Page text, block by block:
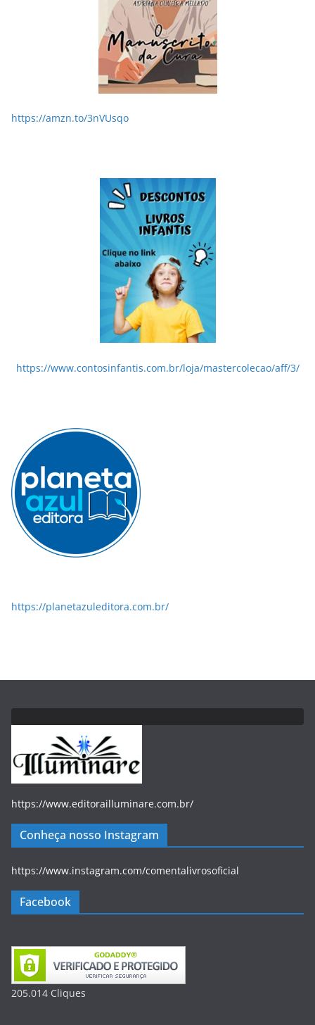
https://amzn.to/3nVUsqo
https://www.contosinfantis.com.br/loja/mastercolecao/aff/3/
https://planetazuleditora.com.br/
https://www.editorailluminare.com.br/
Conheça nosso Instagram
https://www.instagram.com/comentalivrosoficial
Facebook
205.014 Cliques